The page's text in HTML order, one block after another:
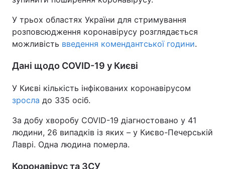
У трьох областях України для стримування
розповсюдження коронавірусу розглядається
можливість введення комендантської години.
Дані щодо СOVID-19 у Києві
У Києві кількість інфікованих коронавірусом
зросла до 335 осіб.
За добу хворобу COVID-19 діагностовано у 41
людини, 26 випадків із яких – у Києво-Печерській
Лаврі. Одна людина померла.
Коронавірус та ЗСУ